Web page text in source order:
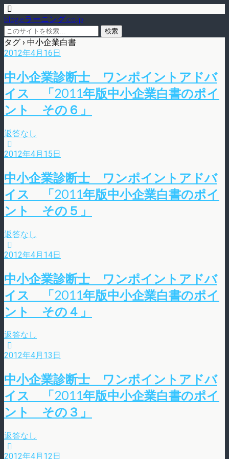
blog.eラーニング.co.jp
タグ › 中小企業白書
2012年4月16日
中小企業診断士 ワンポイントアドバ
イス 「2011年版中小企業白書のポイ
ント その６」
返答なし
2012年4月15日
中小企業診断士 ワンポイントアドバ
イス 「2011年版中小企業白書のポイ
ント その５」
返答なし
2012年4月14日
中小企業診断士 ワンポイントアドバ
イス 「2011年版中小企業白書のポイ
ント その４」
返答なし
2012年4月13日
中小企業診断士 ワンポイントアドバ
イス 「2011年版中小企業白書のポイ
ント その３」
返答なし
2012年4月12日